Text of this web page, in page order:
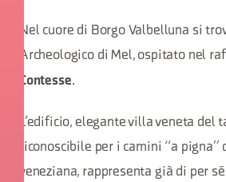
Nel cuore di Borgo Valbelluna si
Archeologico di Mel, ospitato nel
Contesse.
L’edificio, elegante villa veneta del
riconoscibile per i camini “a pigna”
veneziana, rappresenta già di per